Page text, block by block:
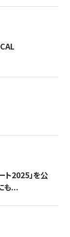
ト2025」を公
も...